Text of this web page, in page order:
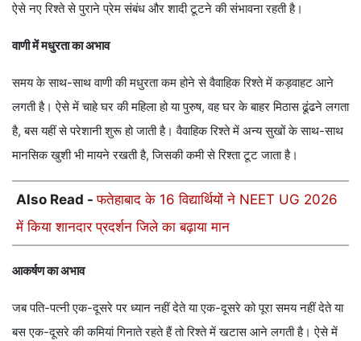
ऐसे नए रिश्ते से पुराने प्रेम संबंध और शादी टूटने की संभावना रहती है।
वाणी में मधुरता का अभाव
समय के साथ-साथ वाणी की मधुरता कम होने से वैवाहिक रिश्ते में कड़वाहट आने
लगती है। ऐसे में चाहे घर की महिला हो या पुरुष, वह घर के बाहर मिठास ढूंढने लगता
है, बस यहीं से परेशानी शुरू हो जाती है। वैवाहिक रिश्ते में अन्य सुखों के साथ-साथ
मानसिक खुशी भी मायने रखती है, जिसकी कमी से रिश्ता टूट जाता है।
Also Read -फतेहाबाद के 16 विद्यार्थियों ने NEET UG 2026
में किया शानदार प्रदर्शन जिले का बढ़ाया मान
आकर्षण का अभाव
जब पति-पत्नी एक-दूसरे पर ध्यान नहीं देते या एक-दूसरे को पूरा समय नहीं देते या
बस एक-दूसरे की कमियां गिनाते रहते हैं तो रिश्ते में खटास आने लगती है। ऐसे में